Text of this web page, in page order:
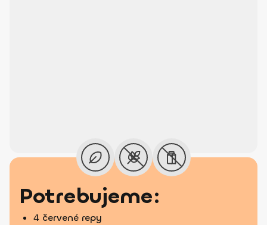
Potrebujeme:
4 červené repy